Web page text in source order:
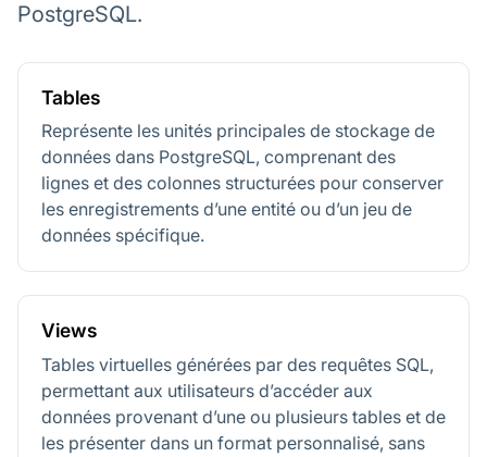
PostgreSQL.
Tables
Représente les unités principales de stockage de
données dans PostgreSQL, comprenant des
lignes et des colonnes structurées pour conserver
les enregistrements d’une entité ou d’un jeu de
données spécifique.
Views
Tables virtuelles générées par des requêtes SQL,
permettant aux utilisateurs d’accéder aux
données provenant d’une ou plusieurs tables et de
les présenter dans un format personnalisé, sans